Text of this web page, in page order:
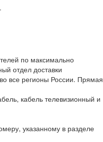
по максимально
отдел доставки
все регионы России. Прямая
кабель телевизионный и
указанному в разделе